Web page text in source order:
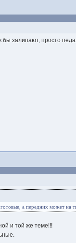
залипают, просто
а передних может на
и той же теме!!!